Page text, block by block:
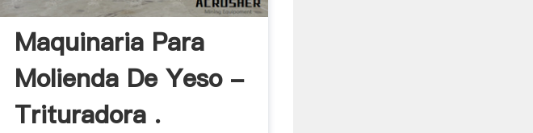
Maquinaria Para
Molienda De Yeso -
Trituradora .